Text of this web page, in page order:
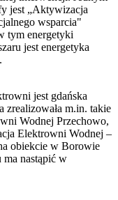
jest „Aktywizacja
wsparcia"
tym energetyki
jest energetyka
jest gdańska
zrealizowała m.in. takie
Wodnej Przechowo,
Elektrowni Wodnej –
obiekcie w Borowie
ma nastąpić w